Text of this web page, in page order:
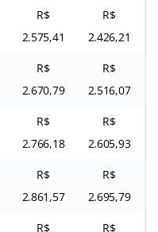
R$
2.575,41
R$
2.426,21
R$
2.670,79
R$
2.516,07
R$
2.766,18
R$
2.605,93
R$
2.861,57
R$
2.695,79
R$
R$